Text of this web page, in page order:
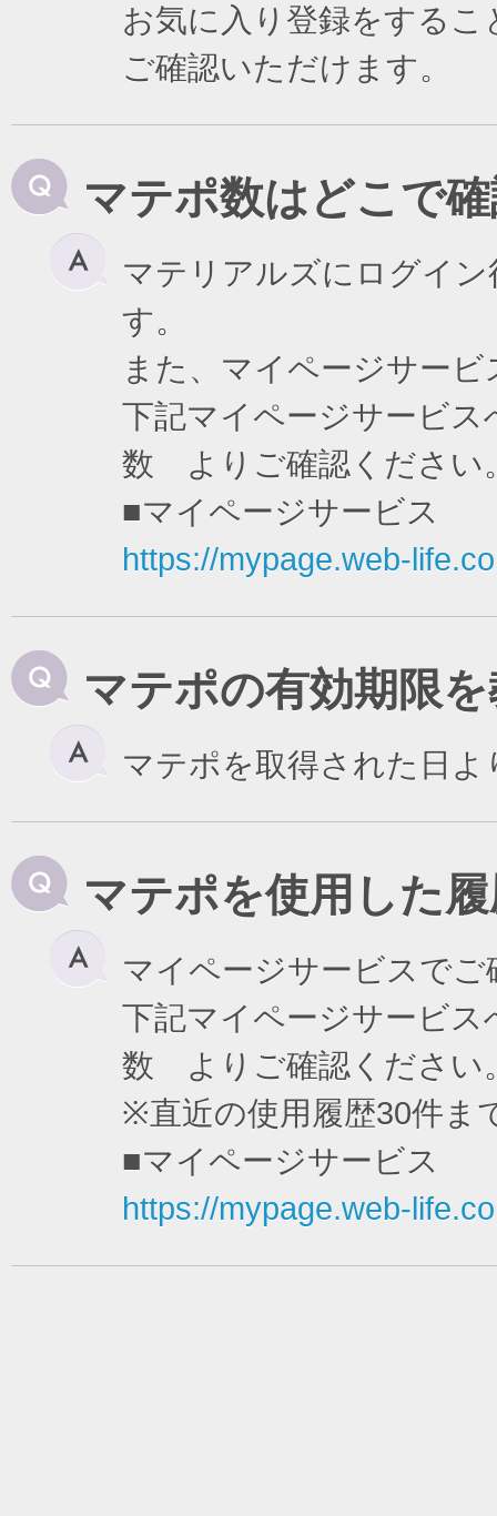
お気に入り登録をする
ご確認いただけます。
マテポ数はどこで
マテリアルズにログイ
す。
また、マイページサー
下記マイページサービ
数 よりご確認ください
■マイページサービス
https://mypage.web-
マテポの有効期限
マテポを取得された日
マテポを使用した
マイページサービスで
下記マイページサービ
数 よりご確認ください
※直近の使用履歴30件ま
■マイページサービス
https://mypage.web-